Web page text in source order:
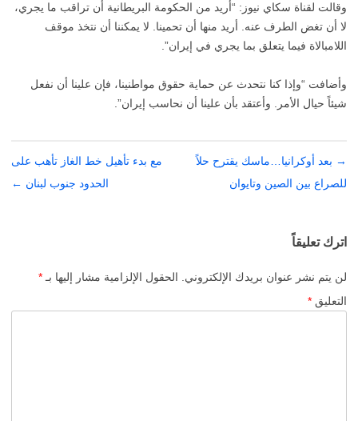
وقالت لقناة سكاي نيوز: “أريد من الحكومة البريطانية أن تراقب ما يجري،
لا أن تغض الطرف عنه. أريد منها أن تحمينا. لا يمكننا أن نتخذ موقف
اللامبالاة فيما يتعلق بما يجري في إيران”.
وأضافت “وإذا كنا نتحدث عن حماية حقوق مواطنينا، فإن علينا أن نفعل
شيئاً حيال الأمر. وأعتقد بأن علينا أن نحاسب إيران”.
تصفّح
المقالات
→ بعد أوكرانيا…ماسك يقترح حلاً
للصراع بين الصين وتايوان
مع بدء تأهيل خط الغاز تأهب على
الحدود جنوب لبنان ←
اترك تعليقاً
لن يتم نشر عنوان بريدك الإلكتروني. الحقول الإلزامية مشار إليها بـ *
التعليق *